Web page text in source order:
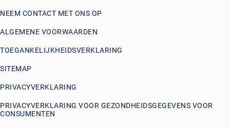
NEEM CONTACT MET ONS OP
ALGEMENE VOORWAARDEN
TOEGANKELIJKHEIDSVERKLARING
SITEMAP
PRIVACYVERKLARING
PRIVACYVERKLARING VOOR GEZONDHEIDSGEGEVENS VOOR
CONSUMENTEN